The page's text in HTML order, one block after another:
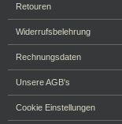
Retouren
Widerrufsbelehrung
Rechnungsdaten
Unsere AGB's
Cookie Einstellungen